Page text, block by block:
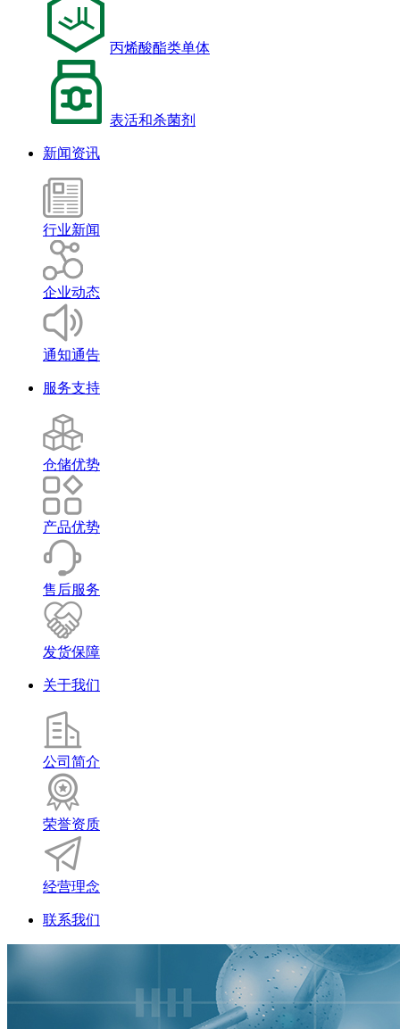
丙烯酸酯类单体
表活和杀菌剂
新闻资讯
行业新闻
企业动态
通知通告
服务支持
仓储优势
产品优势
售后服务
发货保障
关于我们
公司简介
荣誉资质
经营理念
联系我们